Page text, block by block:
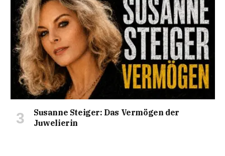
Susanne Steiger: Das Vermögen der
Juwelierin